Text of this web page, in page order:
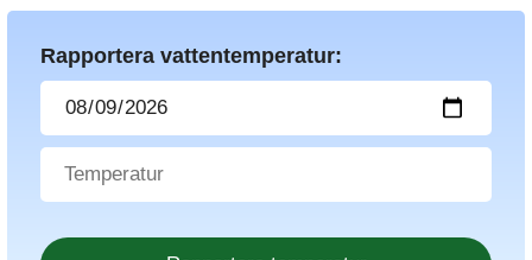
Rapportera vattentemperatur: